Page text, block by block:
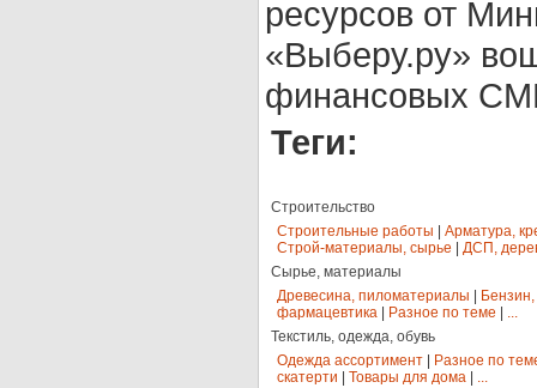
ресурсов от
«Выберу.ру»
финансовых
Теги:
Строительство
Строительные работы
Арматура,
Строй-материалы, сырье
ДСП,
Сырье, материалы
Древесина, пиломатериалы
фармацевтика
Разное по теме
...
Текстиль, одежда, обувь
Одежда ассортимент
Разное по
скатерти
Товары для дома ...